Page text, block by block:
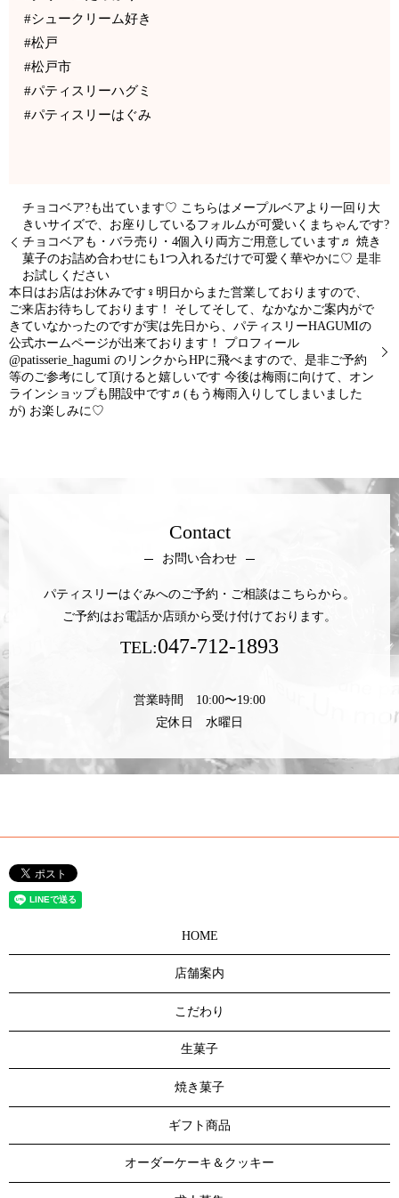
#シュークリーム好き
#松戸
#松戸市
#パティスリーハグミ
#パティスリーはぐみ
チョコベア?も出ています♡ こちらはメープルベアより一回り大
きいサイズで、お座りしているフォルムが可愛いくまちゃんです?
チョコベアも・バラ売り・4個入り両方ご用意しています♬ 焼き
菓子のお詰め合わせにも1つ入れるだけで可愛く華やかに♡ 是非
お試しください
本日はお店はお休みです‍♀️明日からまた営業しておりますので、
ご来店お待ちしております！ そしてそして、なかなかご案内がで
きていなかったのですが実は先日から、パティスリーHAGUMIの
公式ホームページが出来ております！ プロフィール
@patisserie_hagumi のリンクからHPに飛べますので、是非ご予約
等のご参考にして頂けると嬉しいです️ 今後は梅雨に向けて、オン
ラインショップも開設中です♬(もう梅雨入りしてしまいました
が) お楽しみに♡
Contact
お問い合わせ
パティスリーはぐみへのご予約・ご相談はこちらから。
ご予約はお電話か店頭から受け付けております。
TEL:047-712-1893
営業時間 10:00〜19:00
定休日 水曜日
HOME
店舗案内
こだわり
生菓子
焼き菓子
ギフト商品
オーダーケーキ＆クッキー